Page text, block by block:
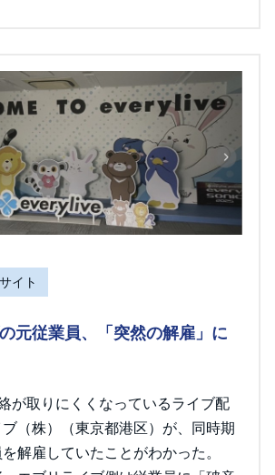
イト
元従業員、「突然の解雇」に
が取りにくくなっているライブ配
（株）（東京都港区）が、同時期
解雇していたことがわかった。